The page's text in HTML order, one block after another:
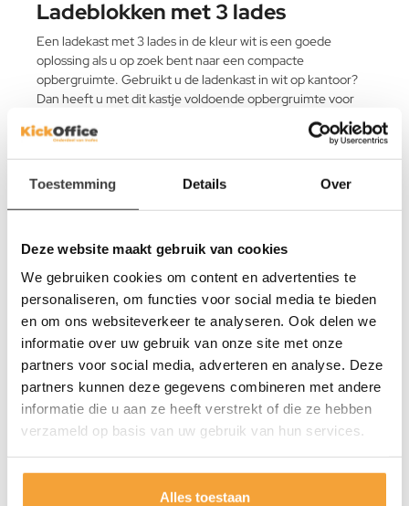
Toestemming Details Over
Deze website maakt gebruik van cookies
We gebruiken cookies om content en advertenties te
personaliseren, om functies voor social media te bieden
en om ons websiteverkeer te analyseren. Ook delen we
informatie over uw gebruik van onze site met onze
partners voor social media, adverteren en analyse. Deze
partners kunnen deze gegevens combineren met andere
informatie die u aan ze heeft verstrekt of die ze hebben
verzameld op basis van uw gebruik van hun services.
Alles toestaan
Ladeblokken met 3 lades
Een ladekast met 3 lades in de kleur wit is een goede
oplossing als u op zoek bent naar een compacte
opbergruimte. Gebruikt u de ladenkast in wit op kantoor?
Dan heeft u met dit kastje voldoende opbergruimte voor
enkele mappen, een stapel documenten en kleine
kantoorbenodigdheden. Voor thuisgebruik is een compact
wit ladekastje praktisch voor gebruik in de badkamer of op
de studeerkamer. Ook is een klein ladenkastje in wit
praktisch in te zetten als nachtkastje met extra
opbergruimte.
Ladeblokken met 4 lades
Wilt u uw administratie overzichtelijk en praktisch
opbergen? Een ladekast in het wit met 4 lades biedt
voldoende opbergruimte voor al uw zakelijke paperassen en
documentenmappen. Zowel op kantoor als in de
studeerkamer thuis is een ladenkastje in de kleur wit een
praktisch meubel. Doordat een kast met 4 lades net iets
meer ruimte biedt wordt deze ook regelmatig gebruikt als
kledingkast voor verschillende soorten kleding zoals sokken,
ondergoed, wanten en sjaals.
Witte ladekasten van KickOffice